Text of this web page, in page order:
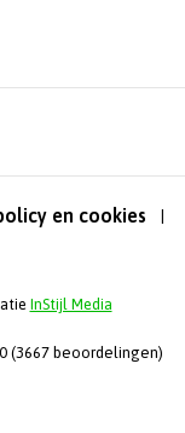
en cookies |
InStijl Media
(3667 beoordelingen)